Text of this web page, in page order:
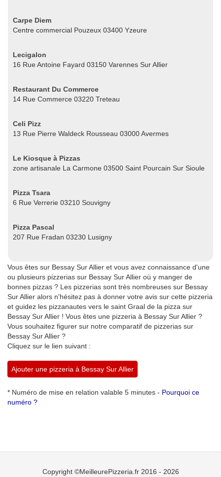
Carpe Diem
Centre commercial Pouzeux 03400 Yzeure
Lecigalon
16 Rue Antoine Fayard 03150 Varennes Sur Allier
Restaurant Du Commerce
14 Rue Commerce 03220 Treteau
Celi Pizz
13 Rue Pierre Waldeck Rousseau 03000 Avermes
Le Kiosque à Pizzas
zone artisanale La Carmone 03500 Saint Pourcain Sur Sioule
Pizza Tsara
6 Rue Verrerie 03210 Souvigny
Pizza Pascal
207 Rue Fradan 03230 Lusigny
Vous êtes sur Bessay Sur Allier et vous avez connaissance d'une
ou plusieurs pizzerias sur Bessay Sur Allier où y manger de
bonnes pizzas ? Les pizzerias sont très nombreuses sur Bessay
Sur Allier alors n'hésitez pas à donner votre avis sur cette pizzeria
et guidez les pizzanautes vers le saint Graal de la pizza sur
Bessay Sur Allier ! Vous êtes une pizzeria à Bessay Sur Allier ?
Vous souhaitez figurer sur notre comparatif de pizzerias sur
Bessay Sur Allier ?
Cliquez sur le lien suivant :
Ajouter une pizzeria à Bessay Sur Allier
* Numéro de mise en relation valable 5 minutes - Pourquoi ce
numéro ?
Copyright ©MeilleurePizzeria.fr 2016 - 2026